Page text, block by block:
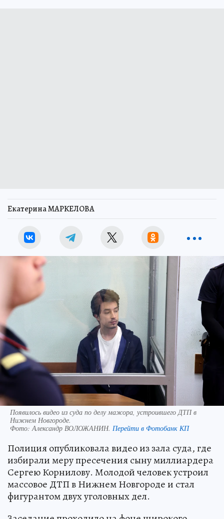
Екатерина МАРКЕЛОВА
Появилось видео из суда по делу мажора, устроившего ДТП в
Нижнем Новгороде.
Фото: Александр ВОЛОЖАНИН. Перейти в Фотобанк КП
Полиция опубликовала видео из зала суда, где
избирали меру пресечения сыну миллиардера
Сергею Корнилову. Молодой человек устроил
массовое ДТП в Нижнем Новгороде и стал
фигурантом двух уголовных дел.